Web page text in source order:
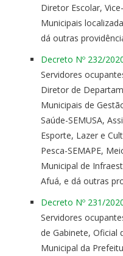
Diretor Escolar,
Municipais
dá outras
Decreto Nº 232/
Servidores
Diretor de
Municipais de
Saúde-SEMUSA,
Esporte, Lazer e
Pesca-SEMAPE,
Municipal de
Afuá, e dá outras
Decreto Nº 231/
Servidores
de Gabinete, Oficial
Municipal da